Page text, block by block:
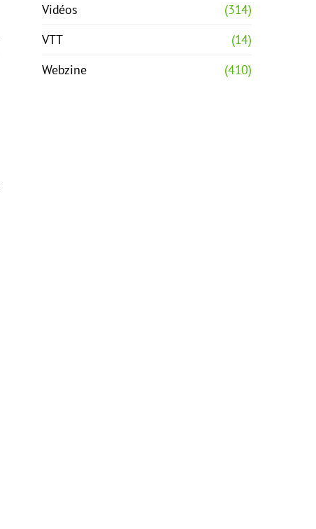
Vidéos
(314)
VTT
(14)
Webzine
(410)